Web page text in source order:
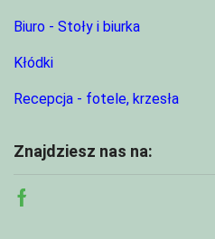
Biuro - Stoły i biurka
Kłódki
Recepcja - fotele, krzesła
Znajdziesz nas na:
Facebook